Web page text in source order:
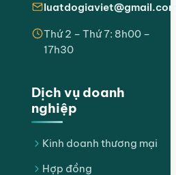
Dịch vụ doanh
nghiệp
Kinh doanh thương mại
Hợp đồng
Thứ 2 – Thứ 7: 8h00 –
17h30